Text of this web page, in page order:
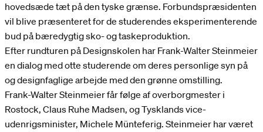
hovedsæde tæt på den tyske grænse. Forbundspræsidenten
vil blive præsenteret for de studerendes eksperimenterende
bud på bæredygtig sko- og taskeproduktion.
Efter rundturen på Designskolen har Frank-Walter Steinmeier
en dialog med otte studerende om deres personlige syn på
og designfaglige arbejde med den grønne omstilling.
Frank-Walter Steinmeier får følge af overborgmester i
Rostock, Claus Ruhe Madsen, og Tysklands vice-
udenrigsminister, Michele Münteferig. Steinmeier har været